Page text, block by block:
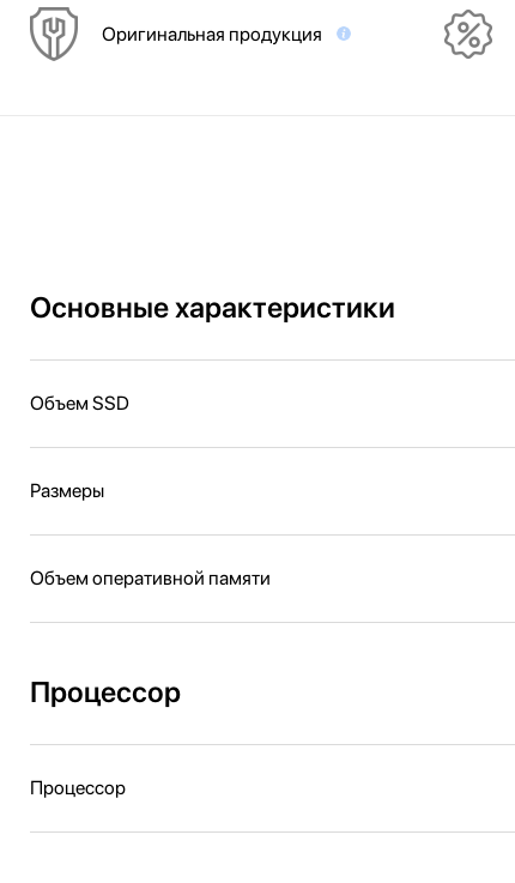
Оригинальная продукция
Основные характеристики
Объем SSD
Размеры
Объем оперативной памяти
Процессор
Процессор